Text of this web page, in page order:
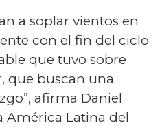
a soplar vientos en
con el fin del ciclo
que tuvo sobre
que buscan una
afirma Daniel
América Latina del